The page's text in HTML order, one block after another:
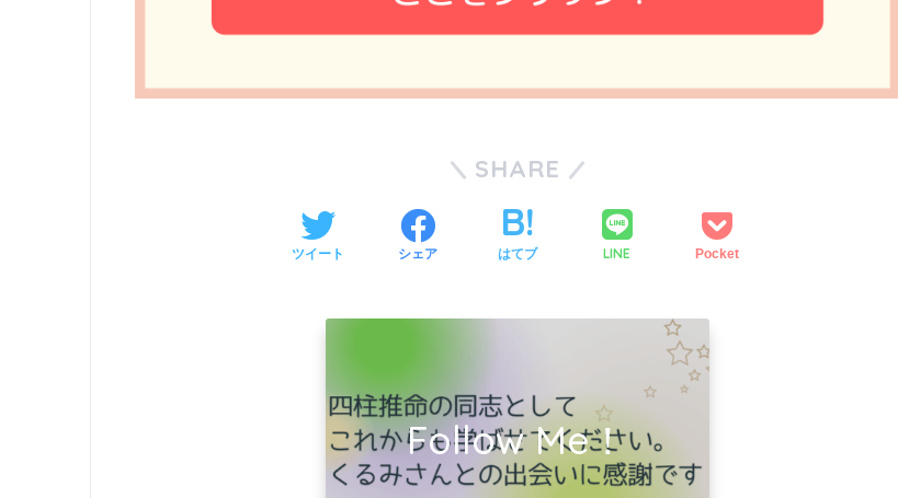
SHARE
ツイート シェア はてブ LINE Pocket
Follow Me！